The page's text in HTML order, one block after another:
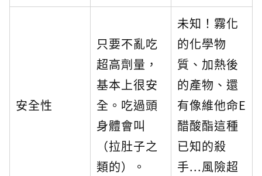
安全性
只要不亂吃
超高劑量，
基本上很安
全。吃過頭
身體會叫
（拉肚子之
類的）。
未知！霧化
的化學物
質、加熱後
的產物、還
有像維他命E
醋酸酯這種
已知的殺
手...風險超